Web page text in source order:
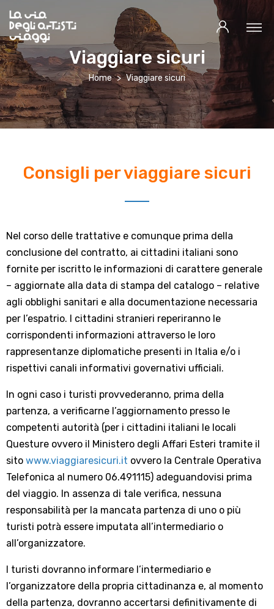
Viaggiare sicuri
Home Viaggiare sicuri
Consigli per viaggiare sicuri
Nel corso delle trattative e comunque prima della
conclusione del contratto, ai cittadini italiani sono
fornite per iscritto le informazioni di carattere generale
– aggiornate alla data di stampa del catalogo – relative
agli obblighi sanitari e alla documentazione necessaria
per l’espatrio. I cittadini stranieri reperiranno le
corrispondenti informazioni attraverso le loro
rappresentanze diplomatiche presenti in Italia e/o i
rispettivi canali informativi governativi ufficiali.
In ogni caso i turisti provvederanno, prima della
partenza, a verificarne l’aggiornamento presso le
competenti autorità (per i cittadini italiani le locali
Questure ovvero il Ministero degli Affari Esteri tramite il
sito www.viaggiaresicuri.it ovvero la Centrale Operativa
Telefonica al numero 06.491115) adeguandovisi prima
del viaggio. In assenza di tale verifica, nessuna
responsabilità per la mancata partenza di uno o più
turisti potrà essere imputata all’intermediario o
all’organizzatore.
I turisti dovranno informare l’intermediario e
l’organizzatore della propria cittadinanza e, al momento
della partenza, dovranno accertarsi definitivamente di